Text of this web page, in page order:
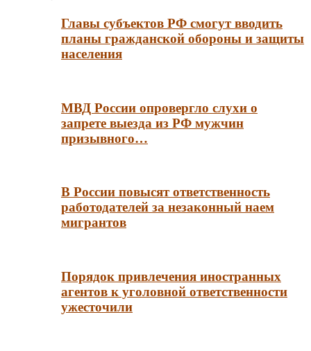
Главы субъектов РФ смогут вводить
планы гражданской обороны и защиты
населения
МВД России опровергло слухи о
запрете выезда из РФ мужчин
призывного…
В России повысят ответственность
работодателей за незаконный наем
мигрантов
Порядок привлечения иностранных
агентов к уголовной ответственности
ужесточили